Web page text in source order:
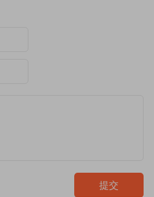
提交